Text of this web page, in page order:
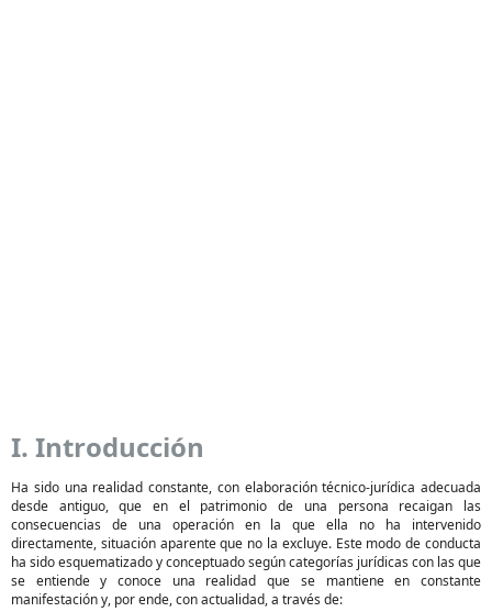
I. Introducción
Ha sido una realidad constante, con elaboración técnico-jurídica adecuada
desde antiguo, que en el patrimonio de una persona recaigan las
consecuencias de una operación en la que ella no ha intervenido
directamente, situación aparente que no la excluye. Este modo de conducta
ha sido esquematizado y conceptuado según categorías jurídicas con las que
se entiende y conoce una realidad que se mantiene en constante
manifestación y, por ende, con actualidad, a través de: